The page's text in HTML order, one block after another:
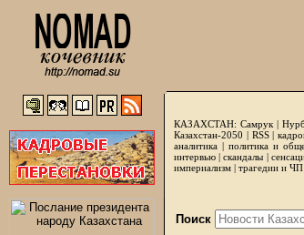
КАЗАХСТАН: Самрук |
Казахстан-2050 | RSS|
аналитика | политика и
интервью |скандалы |
империализм | трагедии и ЧП
Поиск